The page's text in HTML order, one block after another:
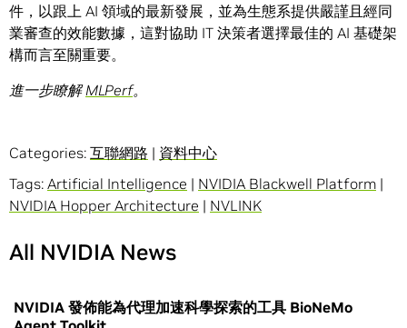
件，以跟上 AI 領域的最新發展，並為生態系提供嚴謹且經同
業審查的效能數據，這對協助 IT 決策者選擇最佳的 AI 基礎架
構而言至關重要。
進一步瞭解MLPerf。
Categories: 互聯網路 | 資料中心
Tags: Artificial Intelligence | NVIDIA Blackwell Platform |
NVIDIA Hopper Architecture | NVLINK
All NVIDIA News
NVIDIA 發佈能為代理加速科學探索的工具 BioNeMo